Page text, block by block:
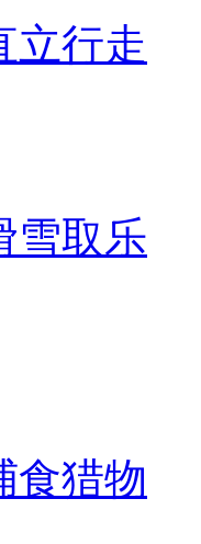
立行走
雪取乐
食猎物